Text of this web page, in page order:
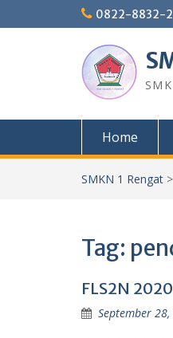
to
0822-8832-
Home
SMKN 1 Rengat >
Tag:
FLS2N
September